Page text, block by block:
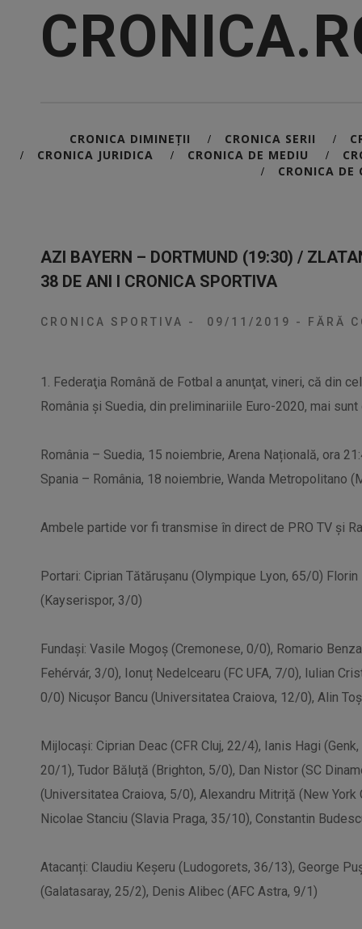
CRONICA DIMINEȚII / CRONICA SERII /
/ CRONICA JURIDICA / CRONICA DE MEDIU /
/ CRONICA DE
AZI BAYERN – DORTMUND (19:30) /
38 DE ANI I CRONICA SPORTIVA
CRONICA SPORTIVA - 09/11/2019 - FĂRĂ
1. Federaţia Română de Fotbal a anunţat, vineri, că din
România şi Suedia, din preliminariile Euro-2020, mai
România – Suedia, 15 noiembrie, Arena Națională, ora
Spania – România, 18 noiembrie, Wanda Metropolitano
Ambele partide vor fi transmise în direct de PRO TV și
Portari: Ciprian Tătărușanu (Olympique Lyon, 65/0)
(Kayserispor, 3/0)
Fundași: Vasile Mogoș (Cremonese, 0/0), Romario
Fehérvár, 3/0), Ionuț Nedelcearu (FC UFA, 7/0), Iulian
0/0) Nicușor Bancu (Universitatea Craiova, 12/0), Alin
Mijlocași: Ciprian Deac (CFR Cluj, 22/4), Ianis Hagi
20/1), Tudor Băluță (Brighton, 5/0), Dan Nistor (SC
(Universitatea Craiova, 5/0), Alexandru Mitriță (New
Nicolae Stanciu (Slavia Praga, 35/10), Constantin
Atacanți: Claudiu Keșeru (Ludogorets, 36/13), George
(Galatasaray, 25/2), Denis Alibec (AFC Astra, 9/1)